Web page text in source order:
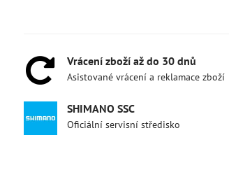
Vrácení zboží až do 30 dnů
Asistované vrácení a reklamace zboží
SHIMANO SSC
Oficiální servisní středisko